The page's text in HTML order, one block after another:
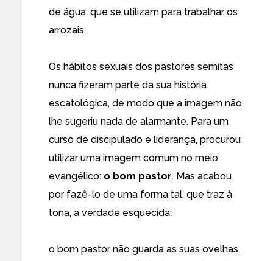
de água, que se utilizam para trabalhar os
arrozais.
Os hábitos sexuais dos pastores semitas
nunca fizeram parte da sua história
escatológica, de modo que a imagem não
lhe sugeriu nada de alarmante. Para um
curso de discipulado e liderança, procurou
utilizar uma imagem comum no meio
evangélico: o bom pastor. Mas acabou
por fazê-lo de uma forma tal, que traz à
tona, a verdade esquecida:
o bom pastor não guarda as suas ovelhas,